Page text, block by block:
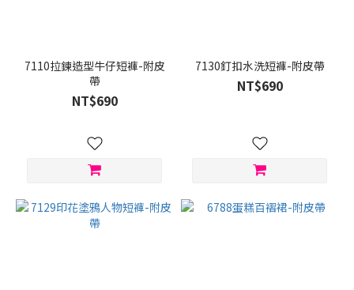
7110拉鍊造型牛仔短褲-附皮
帶
NT$690
7130釘扣水洗短褲-附皮帶
NT$690